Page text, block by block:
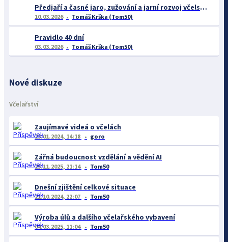
Předjaří a časné jaro, zužování a jarní rozvoj včelstev
10.03.2026 Tomáš Krška (Tom50)
Pravidlo 40 dní
03.03.2026 Tomáš Krška (Tom50)
Nové diskuze
Včelařství
Zaujímavé videá o včelách
23.01.2024, 14:18 goro
Zářná budoucnost vzdělání a vědění AI
25.11.2025, 21:14 Tom50
Dnešní zjištění celkové situace
21.10.2024, 22:07 Tom50
Výroba úlů a dalšího včelařského vybavení
04.03.2025, 11:04 Tom50